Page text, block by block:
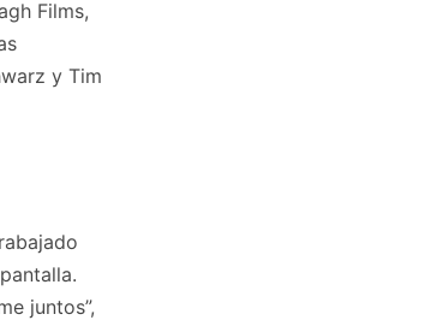
Films,
y Tim
juntos”,